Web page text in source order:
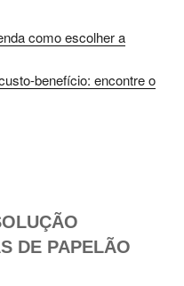
como escolher a
benefício: encontre o
DE PAPELÃO